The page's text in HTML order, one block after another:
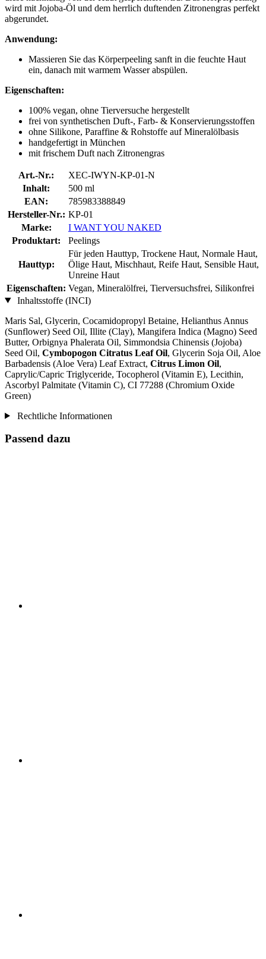
wird mit Jojoba-Öl und dem herrlich duftenden Zitronengras perfekt
abgerundet.
Anwendung:
Massieren Sie das Körperpeeling sanft in die feuchte Haut
ein, danach mit warmem Wasser abspülen.
Eigenschaften:
100% vegan, ohne Tierversuche hergestellt
frei von synthetischen Duft-, Farb- & Konservierungsstoffen
ohne Silikone, Paraffine & Rohstoffe auf Mineralölbasis
handgefertigt in München
mit frischem Duft nach Zitronengras
Art.-Nr.:
XEC-IWYN-KP-01-N
Inhalt:
500 ml
EAN:
785983388849
Hersteller-Nr.: KP-01
Marke:
I WANT YOU NAKED
Produktart:
Peelings
Hauttyp:
Für jeden Hauttyp, Trockene Haut, Normale Haut,
Ölige Haut, Mischhaut, Reife Haut, Sensible Haut,
Unreine Haut
Eigenschaften: Vegan, Mineralölfrei, Tierversuchsfrei, Silikonfrei
Inhaltsstoffe (INCI)
Maris Sal, Glycerin, Cocamidopropyl Betaine, Helianthus Annus
(Sunflower) Seed Oil, Illite (Clay), Mangifera Indica (Magno) Seed
Butter, Orbignya Phalerata Oil, Simmondsia Chinensis (Jojoba)
Seed Oil, Cymbopogon Citratus Leaf Oil, Glycerin Soja Oil, Aloe
Barbadensis (Aloe Vera) Leaf Extract, Citrus Limon Oil,
Caprylic/Capric Triglyceride, Tocopherol (Vitamin E), Lecithin,
Ascorbyl Palmitate (Vitamin C), CI 77288 (Chromium Oxide
Green)
Rechtliche Informationen
Passend dazu